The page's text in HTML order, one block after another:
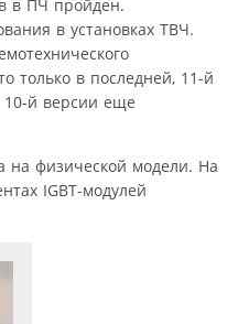
в ПЧ пройден.
в установках ТВЧ.
только в последней, 11-й
10-й версии еще
на физической модели. На
IGBT-модулей